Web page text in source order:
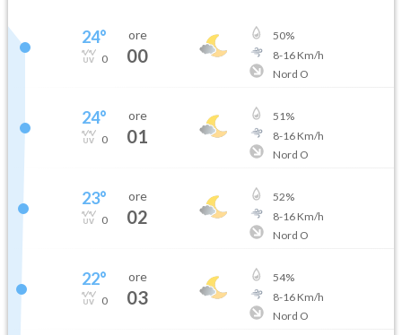
24°
0
ore
00
50%
8-16Km/h
Nord O
24°
0
ore
01
51%
8-16Km/h
Nord O
23°
0
ore
02
52%
8-16Km/h
Nord O
22°
0
ore
03
54%
8-16Km/h
Nord O